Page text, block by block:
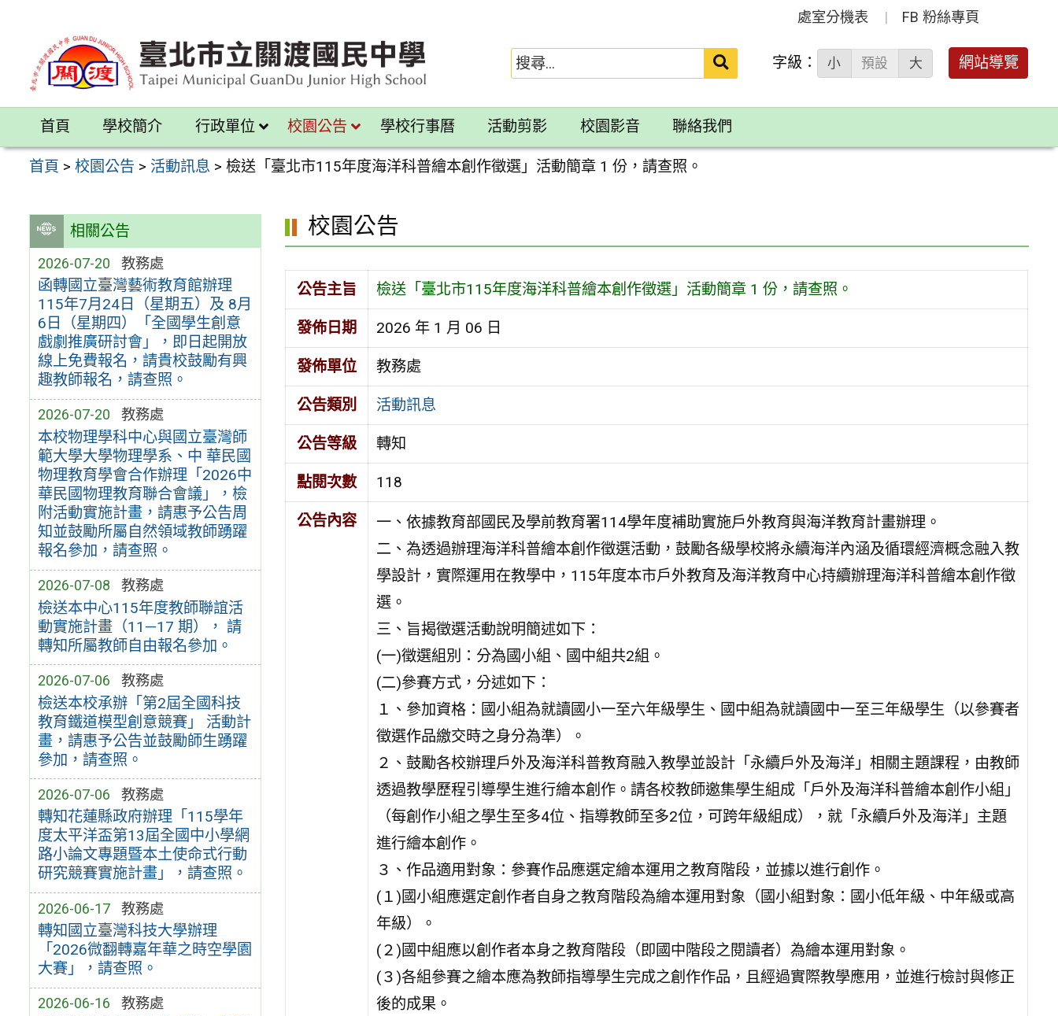
內
區
處室分機表 FB 粉絲專頁
送出 字級： 小 預設 大 網站導覽
首頁 學校簡介 行政單位 校園公告 學校行事曆 活動剪影 校園影音 聯絡我們
首頁 >校園公告 > 活動訊息 >檢送「臺北市115年度海洋科普繪本創作徵選」活動簡章 1 份，請查照。
相關公告
2026-07-20 教務處
函轉國立臺灣藝術教育館辦理
115年7月24日（星期五）及 8月
6日（星期四）「全國學生創意
戲劇推廣研討會」，即日起開放
線上免費報名，請貴校鼓勵有興
趣教師報名，請查照。
2026-07-20 教務處
本校物理學科中心與國立臺灣師
範大學大學物理學系、中 華民國
物理教育學會合作辦理「2026中
華民國物理教育聯合會議」，檢
附活動實施計畫，請惠予公告周
知並鼓勵所屬自然領域教師踴躍
報名參加，請查照。
2026-07-08 教務處
檢送本中心115年度教師聯誼活
動實施計畫（11—17 期）， 請
轉知所屬教師自由報名參加。
2026-07-06 教務處
檢送本校承辦「第2屆全國科技
教育鐵道模型創意競賽」 活動計
畫，請惠予公告並鼓勵師生踴躍
參加，請查照。
2026-07-06 教務處
轉知花蓮縣政府辦理「115學年
度太平洋盃第13屆全國中小學網
路小論文專題暨本土使命式行動
研究競賽實施計畫」，請查照。
2026-06-17 教務處
轉知國立臺灣科技大學辦理
「2026微翻轉嘉年華之時空學園
大賽」，請查照。
2026-06-16 教務處
校園公告
公告主旨 檢送「臺北市115年度海洋科普繪本創作徵選」活動簡章 1 份，請查照。
發佈日期 2026 年 1 月 06 日
發佈單位 教務處
公告類別 活動訊息
公告等級 轉知
點閱次數 118
公告內容
一、依據教育部國民及學前教育署114學年度補助實施戶外教育與海洋教育計畫辦理。
二、為透過辦理海洋科普繪本創作徵選活動，鼓勵各級學校將永續海洋內涵及循環經濟概念融入教
學設計，實際運用在教學中，115年度本市戶外教育及海洋教育中心持續辦理海洋科普繪本創作徵
選。
三、旨揭徵選活動說明簡述如下：
(一)徵選組別：分為國小組、國中組共2組。
(二)參賽方式，分述如下：
１、參加資格：國小組為就讀國小一至六年級學生、國中組為就讀國中一至三年級學生（以參賽者
徵選作品繳交時之身分為準）。
２、鼓勵各校辦理戶外及海洋科普教育融入教學並設計「永續戶外及海洋」相關主題課程，由教師
透過教學歷程引導學生進行繪本創作。請各校教師邀集學生組成「戶外及海洋科普繪本創作小組」
（每創作小組之學生至多4位、指導教師至多2位，可跨年級組成），就「永續戶外及海洋」主題
進行繪本創作。
３、作品適用對象：參賽作品應選定繪本運用之教育階段，並據以進行創作。
(１)國小組應選定創作者自身之教育階段為繪本運用對象（國小組對象：國小低年級、中年級或高
年級）。
(２)國中組應以創作者本身之教育階段（即國中階段之閱讀者）為繪本運用對象。
(３)各組參賽之繪本應為教師指導學生完成之創作作品，且經過實際教學應用，並進行檢討與修正
後的成果。